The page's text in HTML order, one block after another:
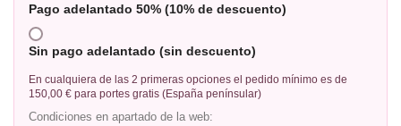
Pago adelantado 50% (10% de descuento)
Sin pago adelantado (sin descuento)
En cualquiera de las 2 primeras opciones el pedido mínimo es de
150,00 € para portes gratis (España penínsular)
Condiciones en apartado de la web: